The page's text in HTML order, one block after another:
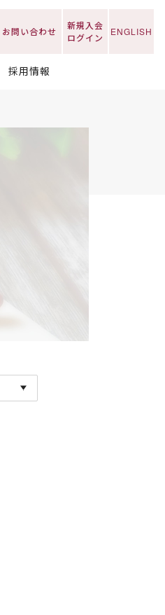
お問い合わせ
新規入会
ログイン
ENGLISH
採用情報